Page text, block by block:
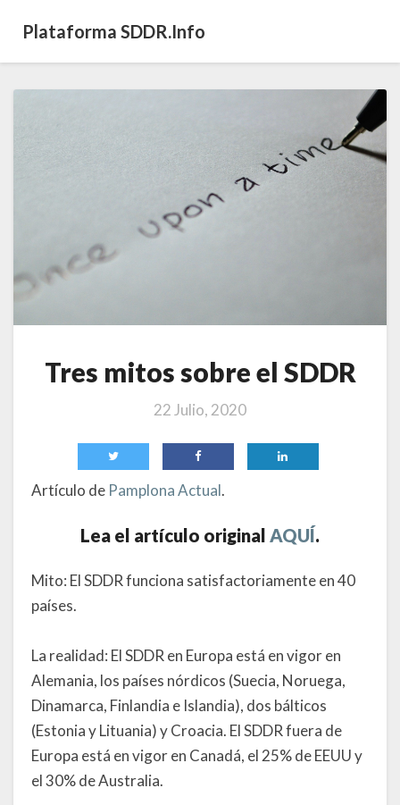
Plataforma SDDR.info
sobre
Tres mitos sobre el SDDR
22 Julio, 2020
Artículo de Pamplona Actual.
Lea el artículo original AQUÍ.
Mito: El SDDR funciona satisfactoriamente en 40
países.
La realidad: El SDDR en Europa está en vigor en
Alemania, los países nórdicos (Suecia, Noruega,
Dinamarca, Finlandia e Islandia), dos bálticos
(Estonia y Lituania) y Croacia. El SDDR fuera de
Europa está en vigor en Canadá, el 25% de EEUU y
el 30% de Australia.